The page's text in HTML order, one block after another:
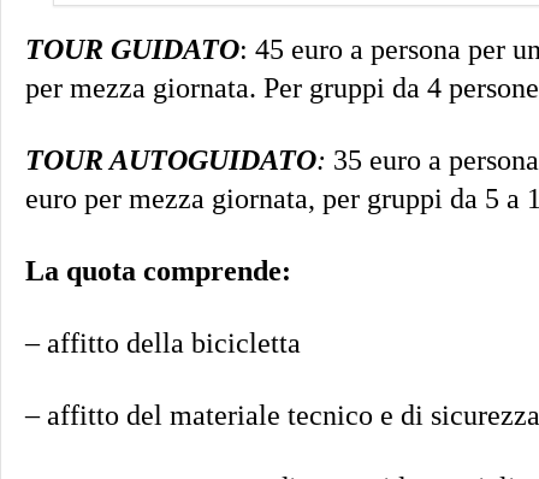
TOUR GUIDATO: 45 euro a persona per
per mezza giornata. Per gruppi da 4
TOUR AUTOGUIDATO: 35 euro a
euro per mezza giornata, per gruppi da 5 a
La quota comprende:
– affitto della bicicletta
– affitto del materiale tecnico e di